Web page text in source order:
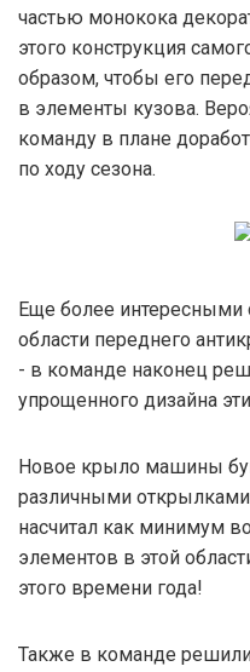
частью монокока
этого конструкция
образом, чтобы его
в элементы кузова.
команду в плане
по ходу сезона.
Еще более интересными
области переднего
- в команде наконец
упрощенного дизайна
Новое крыло машины
различными
насчитал как минимум
элементов в этой
этого времени года!
Также в команде